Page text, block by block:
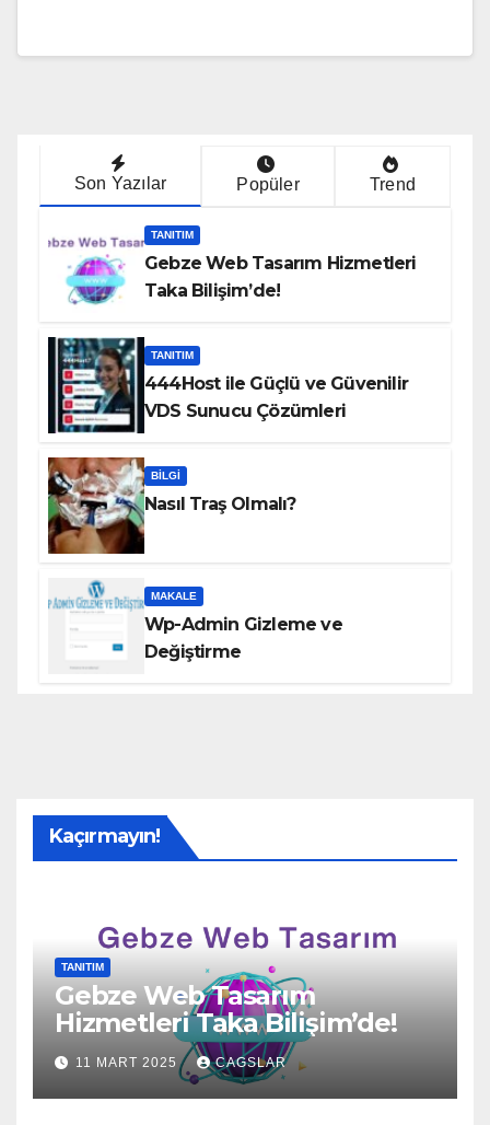
Son Yazılar Popüler Trend
TANITIM
Gebze Web Tasarım Hizmetleri
Taka Bilişim’de!
TANITIM
444Host ile Güçlü ve Güvenilir
VDS Sunucu Çözümleri
BILGI
Nasıl Traş Olmalı?
MAKALE
Wp-Admin Gizleme ve
Değiştirme
Kaçırmayın!
TANITIM
Gebze Web Tasarım
Hizmetleri Taka Bilişim’de!
11 MART 2025 CAGSLAR